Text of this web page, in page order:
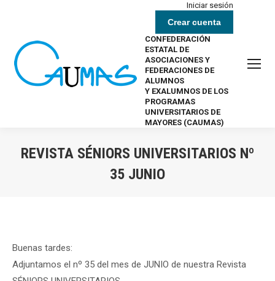
Iniciar sesión
Crear cuenta
CONFEDERACIÓN
ESTATAL DE
ASOCIACIONES Y
FEDERACIONES DE
ALUMNOS
Y EXALUMNOS DE LOS
PROGRAMAS
UNIVERSITARIOS DE
MAYORES (CAUMAS)
REVISTA SÉNIORS UNIVERSITARIOS Nº
35 JUNIO
Buenas tardes:
Adjuntamos el nº 35 del mes de JUNIO de nuestra Revista